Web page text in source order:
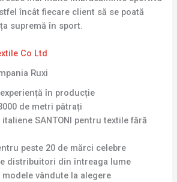
încât fiecare client să se poată
supremă în sport.
Co Ltd
Ruxi
în producție
de metri pătrați
SANTONI pentru textile fără
peste 20 de mărci celebre
distribuitori din întreaga lume
modele vândute la alegere